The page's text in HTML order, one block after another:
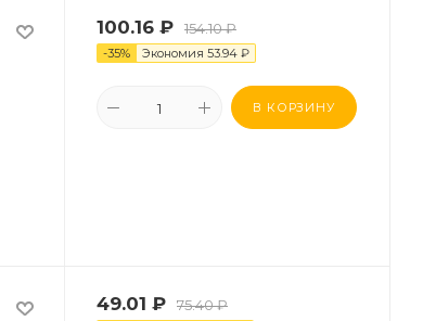
100.16 ₽ 154.10₽
-35% Экономия 53.94 ₽
В КОРЗИНУ
49.01 ₽ 75.40₽